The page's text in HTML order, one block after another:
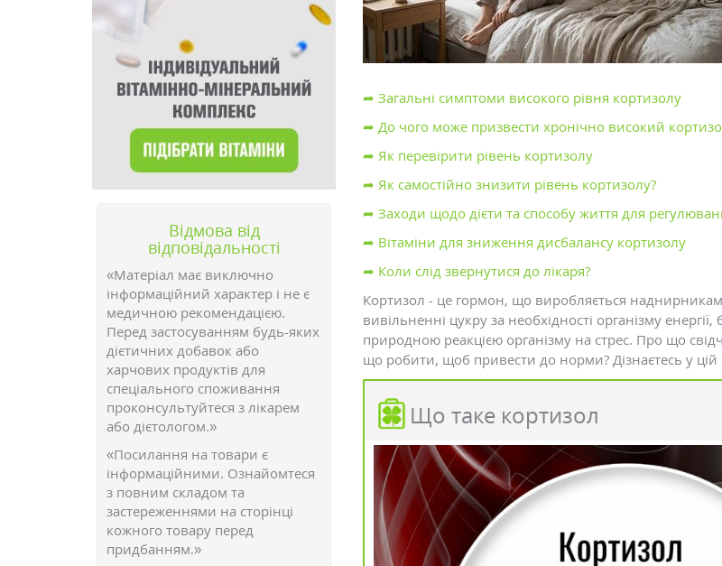
Відмова від
відповідальності
«Матеріал має виключно
інформаційний характер і не є
медичною рекомендацією.
Перед застосуванням будь-яких
дієтичних добавок або
харчових продуктів для
спеціального споживання
проконсультуйтеся з лікарем
або дієтологом.»
«Посилання на товари є
інформаційними. Ознайомтеся
з повним складом та
застереженнями на сторінці
кожного товару перед
придбанням.»
➦ Загальні симптоми високого рівня кортизолу
➦ До чого може призвести хронічно високий
➦ Як перевірити рівень кортизолу
➦ Як самостійно знизити рівень кортизолу?
➦ Заходи щодо дієти та способу життя для
➦ Вітаміни для зниження дисбалансу кортизолу
➦ Коли слід звернутися до лікаря?
Кортизол - це гормон, що виробляється
вивільненні цукру за необхідності організму
природною реакцією організму на стрес. Про що
що робити, щоб привести до норми? Дізнаєтесь у цій
Що таке кортизол